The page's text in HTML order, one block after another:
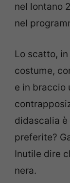
nel lontano
nel
Lo scatto,
costume,
e in braccio
didascalia è
preferite?
Inutile dire
nera.